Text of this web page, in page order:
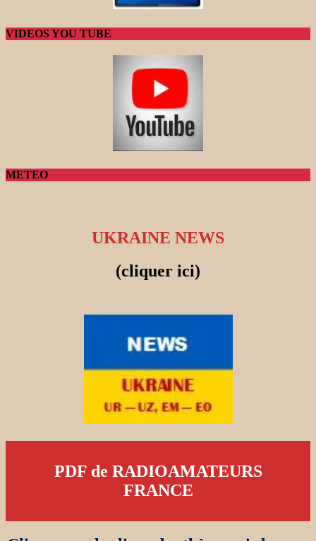
VIDEOS YOU TUBE
METEO
UKRAINE NEWS
(cliquer ici)
PDF de RADIOAMATEURS
FRANCE